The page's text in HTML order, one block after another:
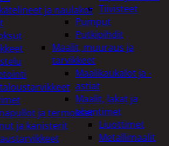
Tiivisteet
Pumput
Putkipihdit
Maalit, muuraus ja
tarvikkeet
Maalikaukalot ja -
astiat
Maalit, lakat ja
ohentimet
Liuottimet
Metallimaalit
ja naulakot
ja termokset
ja kanisterit